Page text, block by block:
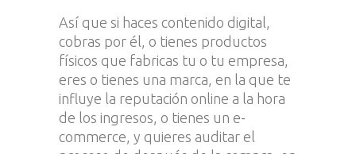
Así que si haces contenido digital,
cobras por él, o tienes productos
físicos que fabricas tu o tu empresa,
eres o tienes una marca, en la que te
influye la reputación online a la hora
de los ingresos, o tienes un e-
commerce, y quieres auditar el